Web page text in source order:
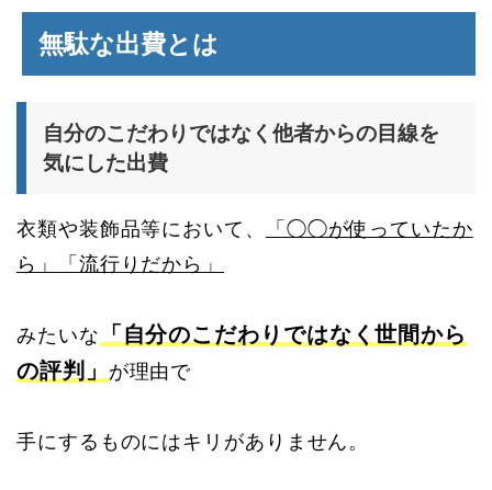
無駄な出費とは
自分のこだわりではなく他者からの目線を
気にした出費
衣類や装飾品等において、
「◯◯が使っていたか
ら」「流行りだから」
みたいな
「自分のこだわりではなく世間から
の評判」
が理由で
手にするものにはキリがありません。